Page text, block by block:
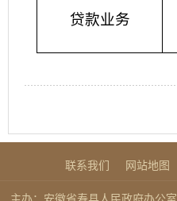
贷款业务
联系我们 网站地图